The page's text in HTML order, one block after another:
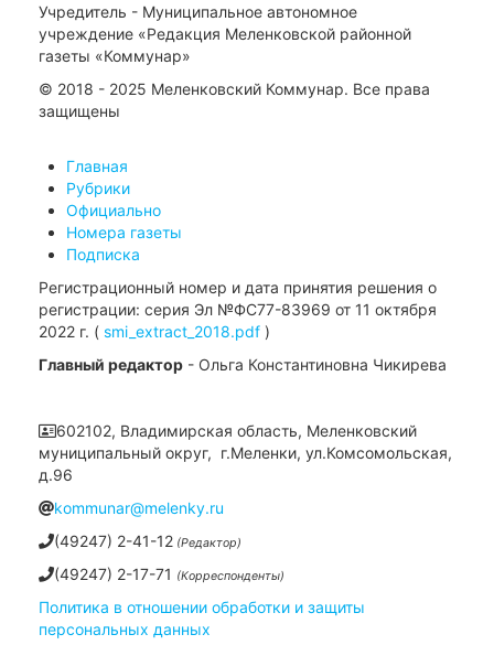
Учредитель - Муниципальное автономное
учреждение «Редакция Меленковской районной
газеты «Коммунар»
© 2018 - 2025 Меленковский Коммунар. Все права
защищены
Главная
Рубрики
Официально
Номера газеты
Подписка
Регистрационный номер и дата принятия решения о
регистрации: серия Эл №ФС77-83969 от 11 октября
2022 г. ( smi_extract_2018.pdf )
Главный редактор - Ольга Константиновна Чикирева
602102, Владимирская область, Меленковский
муниципальный округ, г.Меленки, ул.Комсомольская,
д.96
kommunar@melenky.ru
(49247) 2-41-12 (Редактор)
(49247) 2-17-71 (Корреспонденты)
Политика в отношении обработки и защиты
персональных данных